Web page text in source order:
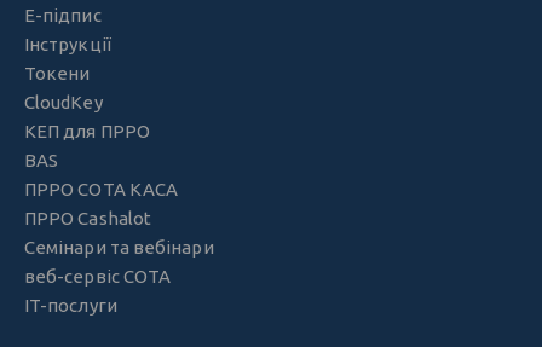
Е-підпис
Інструкції
Токени
CloudKey
КЕП для ПРРО
BAS
ПРРО СОТА КАСА
ПРРО Cashalot
Семінари та вебінари
веб-сервіс СОТА
IT-послуги